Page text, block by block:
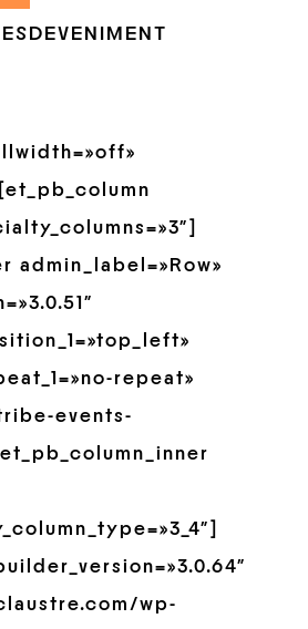
admin_label=»Row»
repeat»
events-
wp-